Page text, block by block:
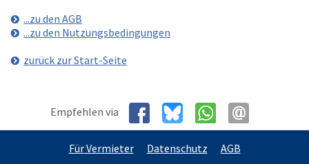
...zu den AGB
...zu den Nutzungsbedingungen
zurück zur Start-Seite
Empfehlen via
Für Vermieter Datenschutz
AGB